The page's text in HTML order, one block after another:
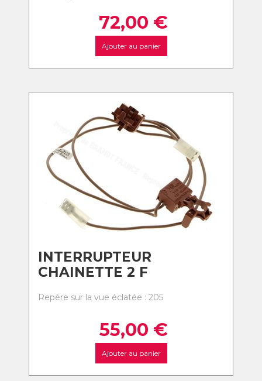
72,00 €
Ajouter au panier
INTERRUPTEUR
CHAINETTE 2 F
Repère sur la vue éclatée : 205
55,00 €
Ajouter au panier